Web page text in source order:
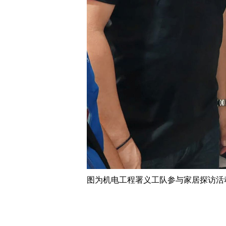
图为机电工程署义工队参与家居探访活